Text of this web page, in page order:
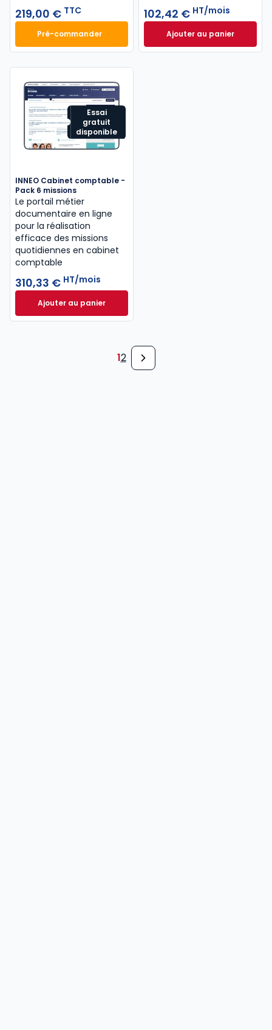
219,00 € TTC
Pré-commanderMémento IFRS 2027 à 219,00 € TTC
102,42 € HT/mois
Ajouter au panier
INNEO Cabinet
Essai
gratuit
disponible
INNEO Cabinet comptable -
Pack 6 missions
Le portail métier
documentaire en ligne
pour la réalisation
efficace des missions
quotidiennes en cabinet
comptable
310,33 € HT/mois
Ajouter au panierINNEO Cabinet comptable - Pack 6 missions à
12